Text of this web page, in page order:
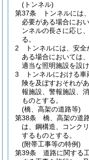
(トンネル)
第37条
トンネルには
必要がある場合にお
ンネルの長さに応じ
る。
2
トンネルには、安
ある場合においては
適当な照明施設を設
3
トンネルにおける
険を及ぼすおそれが
報施設、警報施設、
ものとする。
(橋、高架の道路等)
第38条
橋、高架の道
は、鋼構造、コンク
するものとする。
(附帯工事等の特例)
第39条
道路に関する